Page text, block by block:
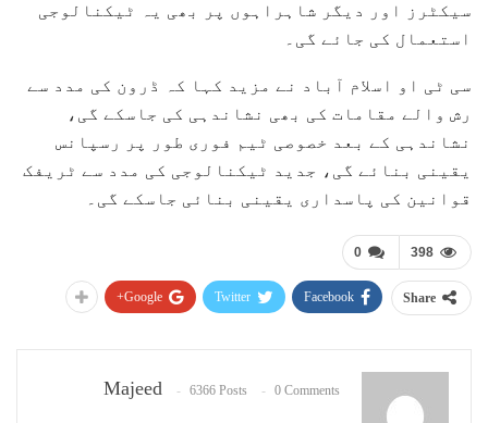
سیکٹرز اور دیگر شاہراہوں پر بھی یہ ٹیکنالوجی
استعمال کی جائے گی۔
سی ٹی او اسلام آباد نے مزید کہا کہ ڈرون کی مدد سے
رش والے مقامات کی بھی نشاندہی کی جاسکے گی،
نشاندہی کے بعد خصوصی ٹیم فوری طور پر رسپانس
یقینی بنائے گی، جدید ٹیکنالوجی کی مدد سے ٹریفک
قوانین کی پاسداری یقینی بنائی جاسکے گی۔
0 398
Share
Facebook
Twitter
Google+
Majeed 6366 Posts 0 Comments